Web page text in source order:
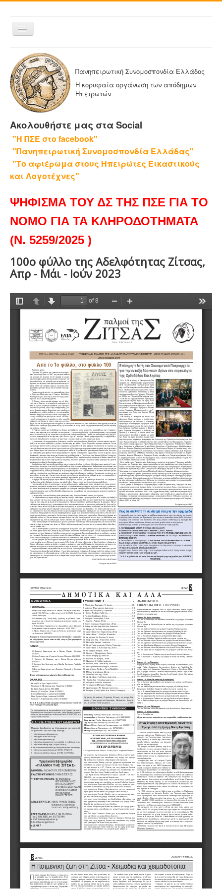
Εναλλαγή
πλοήγησης
ΑΡΧΙΚΗ
Η ΠΑΝΗΠΕΙΡΩΤΙΚΗ
ΔΕΛΤΙΑ ΤΥΠΟΥ
ΑΔΕΛΦΟΤΗΤΕΣ-ΟΜΟΣΠΟΝΔΙΕΣ
Η ΕΦΗΜΕΡΙΔΑ ΜΑΣ
ΕΦΗΜΕΡΙΔΕΣ ΑΔΕΛΦΟΤΗΤΩΝ
ΕΠΙΚΟΙΝΩΝΙΑ
Πανηπειρωτική Συνομοσπονδία Ελλάδος
Η κορυφαία οργάνωση των απόδημων
Ηπειρωτών
Ακολουθήστε μας στα Social
"Η ΠΣΕ στο facebook"
"Πανηπειρωτική Συνομοσπονδία Ελλάδας"
"Το αφιέρωμα στους Ηπειρώτες Εικαστικούς
και Λογοτέχνες"
ΨΗΦΙΣΜΑ ΤΟΥ ΔΣ ΤΗΣ ΠΣΕ ΓΙΑ ΤΟ
ΝΟΜΟ ΓΙΑ ΤΑ ΚΛΗΡΟΔΟΤΗΜΑΤΑ
(Ν. 5259/2025 )
100ο φύλλο της Αδελφότητας Ζίτσας,
Απρ - Μάι - Ιούν 2023